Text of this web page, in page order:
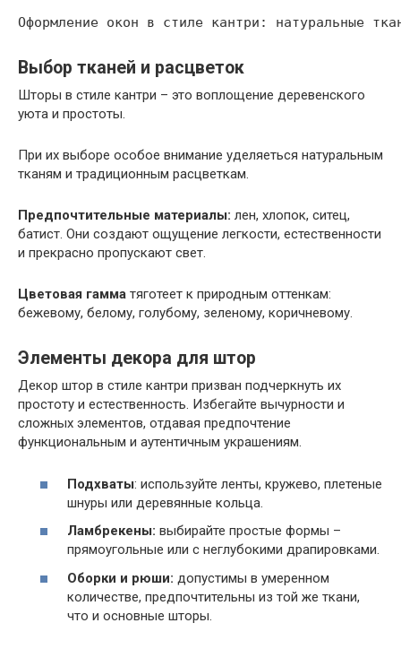
Выбор тканей и расцветок
Шторы в стиле кантри – это воплощение деревенского
уюта и простоты.
При их выборе особое внимание уделяеться натуральным
тканям и традиционным расцветкам.
Предпочтительные материалы: лен, хлопок, ситец,
батист. Они создают ощущение легкости, естественности
и прекрасно пропускают свет.
Цветовая гамма тяготеет к природным оттенкам:
бежевому, белому, голубому, зеленому, коричневому.
Элементы декора для штор
Декор штор в стиле кантри призван подчеркнуть их
простоту и естественность. Избегайте вычурности и
сложных элементов, отдавая предпочтение
функциональным и аутентичным украшениям.
Подхваты: используйте ленты, кружево, плетеные
шнуры или деревянные кольца.
Ламбрекены: выбирайте простые формы –
прямоугольные или с неглубокими драпировками.
Оборки и рюши: допустимы в умеренном
количестве, предпочтительны из той же ткани,
что и основные шторы.